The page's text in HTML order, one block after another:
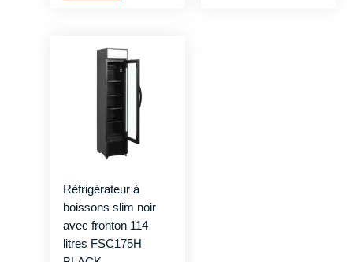
Réfrigérateur à
boissons slim noir
avec fronton 114
litres FSC175H